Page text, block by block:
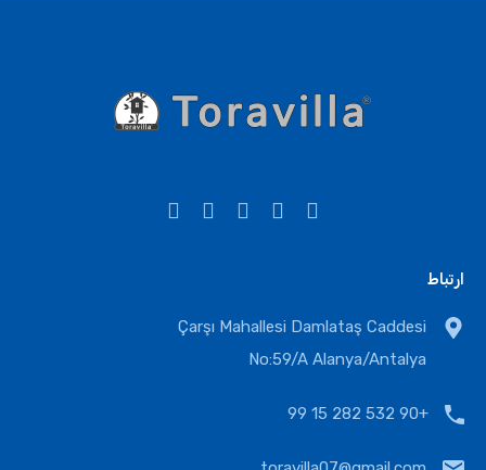
ارتباط
Çarşı Mahallesi Damlataş Caddesi
No:59/A Alanya/Antalya
+90 532 282 15 99